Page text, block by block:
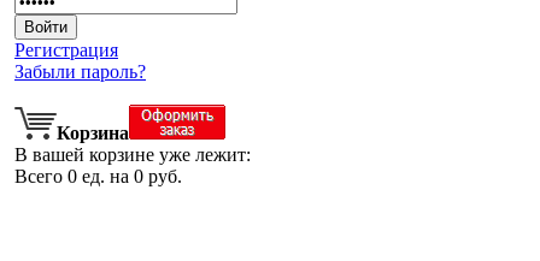
Регистрация
Забыли пароль?
Корзина
В вашей корзине уже лежит:
Всего 0 ед. на 0 руб.